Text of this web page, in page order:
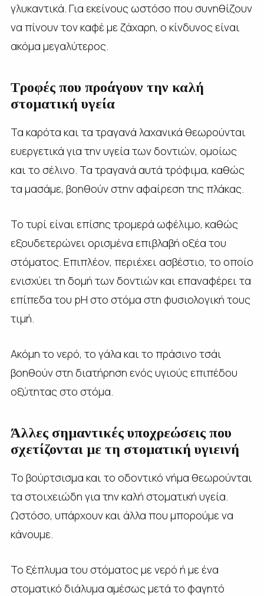
γλυκαντικά. Για εκείνους ωστόσο που συνηθίζουν
να πίνουν τον καφέ με ζάχαρη, ο κίνδυνος είναι
ακόμα μεγαλύτερος.
Τροφές που προάγουν την καλή
στοματική υγεία
Τα καρότα και τα τραγανά λαχανικά θεωρούνται
ευεργετικά για την υγεία των δοντιών, ομοίως
και το σέλινο. Τα τραγανά αυτά τρόφιμα, καθώς
τα μασάμε, βοηθούν στην αφαίρεση της πλάκας.
Το τυρί είναι επίσης τρομερά ωφέλιμο, καθώς
εξουδετερώνει ορισμένα επιβλαβή οξέα του
στόματος. Επιπλέον, περιέχει ασβέστιο, το οποίο
ενισχύει τη δομή των δοντιών και επαναφέρει τα
επίπεδα του pH στο στόμα στη φυσιολογική τους
τιμή.
Ακόμη το νερό, το γάλα και το πράσινο τσάι
βοηθούν στη διατήρηση ενός υγιούς επιπέδου
οξύτητας στο στόμα.
Άλλες σημαντικές υποχρεώσεις που
σχετίζονται με τη στοματική υγιεινή
Το βούρτσισμα και το οδοντικό νήμα θεωρούνται
τα στοιχειώδη για την καλή στοματική υγεία.
Ωστόσο, υπάρχουν και άλλα που μπορούμε να
κάνουμε.
Το ξέπλυμα του στόματος με νερό ή με ένα
στοματικό διάλυμα αμέσως μετά το φαγητό